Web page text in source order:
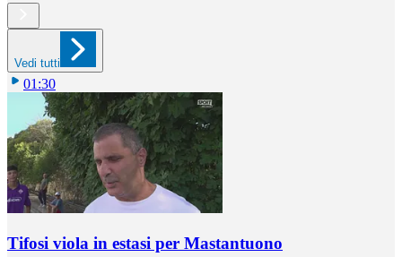
Vedi tutti
01:30
Tifosi viola in estasi per Mastantuono